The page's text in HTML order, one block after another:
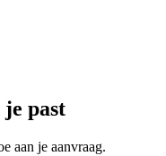
past
aan je aanvraag.